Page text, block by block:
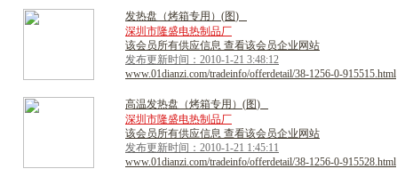
发热盘 （烤箱专用 ） (图)
深圳市隆盛电热制品厂
该会员所有供应信息 查看该会员企业网站
发布更新时间：2010-1-21 3:48:12
www.01dianzi.com/tradeinfo/offerdetail/38-1256-0-915515.html
高温发热盘 （烤箱专用 ） (图)
深圳市隆盛电热制品厂
该会员所有供应信息 查看该会员企业网站
发布更新时间：2010-1-21 1:45:11
www.01dianzi.com/tradeinfo/offerdetail/38-1256-0-915528.html